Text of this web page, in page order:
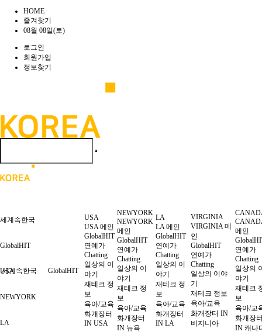
HOME
즐겨찾기
08월 08일(토)
로그인
회원가입
정보찾기
세계속한국
GlobalHIT
USA
NEWYORK
LA
세계속한국 GlobalHIT
USA
USA 메인
GlobalHIT
연예가
Chatting
일상의 이
야기
재테크 정
보
육아/교육
화개장터
IN USA
NEWYORK
NEWYORK
메인
GlobalHIT
연예가
Chatting
일상의 이
야기
재테크 정
보
육아/교육
화개장터
IN 뉴욕
LA
LA 메인
GlobalHIT
연예가
Chatting
일상의 이
야기
재테크 정
보
육아/교육
화개장터
IN LA
VIRGINIA
VIRGINIA 메
인
GlobalHIT
연예가
Chatting
일상의 이야
기
재테크 정보
육아/교육
화개장터 IN
버지니아
메인
연예가
Chatting
일상의
야기
재테크
보
육아/교
화개장
IN 캐나